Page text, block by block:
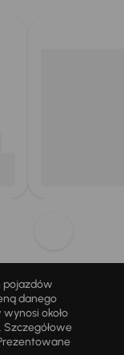
pojazdów
danego
około